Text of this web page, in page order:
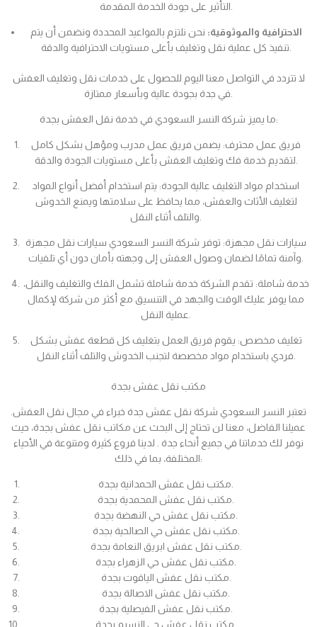
الاحترافية والموثوقية: نحن نلتزم بالمواعيد المحددة ونضمن أن يتم
لا تتردد في التواصل معنا اليوم للحصول على خدمات نقل وتغليف العفش
ما يميز شركة النسر السعودي في خدمة نقل العفش بجدة:
فريق عمل محترف: يضمن فريق عمل مدرب ومؤهل بشكل كامل
استخدام مواد التغليف عالية الجودة: يتم استخدام أفضل أنواع المواد
لتغليف الأثاث والعفش، مما يحافظ على سلامتها ويمنع الخدوش
سيارات نقل مجهزة: توفر شركة النسر السعودي سيارات نقل مجهزة
خدمة شاملة: تقدم الشركة خدمة شاملة تشمل الفك والتغليف والنقل،
مما يوفر عليك الوقت والجهد في التنسيق مع أكثر من شركة لإكمال
تغليف مخصص: يقوم فريق العمل بتغليف كل قطعة عفش بشكل
مكتب نقل عفش بجدة
تعتبر النسر السعودي شركة نقل عفش جدة خبراء في مجال نقل العفش.
عميلنا الفاضل، معنا لن تحتاج إلى البحث عن مكاتب نقل عفش بجدة، حيث
نوفر لك خدماتنا في جميع أنحاء جدة . لدينا فروع كثيرة ومتنوعة في الأحياء
المختلفة، بما في ذلك: